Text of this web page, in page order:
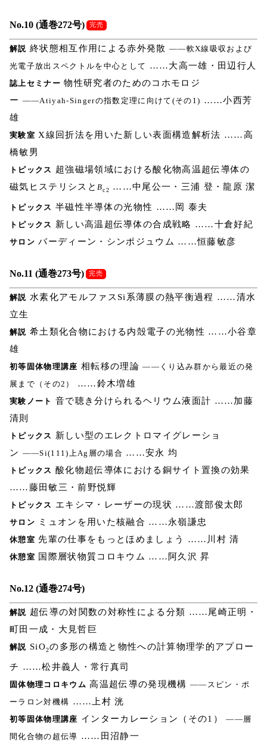
No.10 (通巻272号) 完売
解説 終状態相互作用による赤外発散 ――軟X線吸収および
光電子放出スペクトルを中心として ……大高一雄・田辺行人
誌上セミナー 物性研究者のためのコホモロジ
ー ――Atiyah-Singerの指数定理に向けて(その1) ……小西芳
雄
実験室 X線回折法を用いた新しい表面構造解析法 ……高
橋敏男
トピックス 超強磁場領域における酸化物高温超伝導体の
磁気ヒステリシスと Bc2 ……中尾公一・三浦 登・龍原 潔
トピックス 半磁性半導体の光物性 ……岡 泰夫
トピックス 新しい高温超伝導体の合成戦略 ……十倉好紀
サロン バーディーン・シンポジュウム ……恒藤敏彦
No.11 (通巻273号) 完売
解説 水素化アモルファスSi系薄膜の熱平衡過程 ……清水
立生
解説 希土類化合物における内殻電子の光物性 ……小谷章
雄
初等固体物理講座 相転移の理論――くり込み群から最近の発
展まで（その2）
……鈴木増雄
実験ノート 音で聴き分けられるヘリウム液面計 ……加藤
清則
トピックス 新しい型のエレクトロマイグレーショ
ン ――Si(111)上Ag層の場合 ……安永 均
トピックス 酸化物超伝導体における銅サイト置換の効果
……藤田敏三・前野悦輝
トピックス エキシマ・レーザーの現状 ……渡部俊太郎
サロン ミュオンを用いた核融合 ……永嶺謙忠
休憩室 先輩の仕事をもっとほめましょう ……川村 清
休憩室 国際層状物質コロキウム ……阿久沢 昇
No.12 (通巻274号)
解説 超伝導の対関数の対称性による分類 ……尾崎正明・
町田一成・大見哲巨
解説 SiO2の多形の構造と物性への計算物理学的アプロー
チ ……松井義人・常行真司
固体物理コロキウム 高温超伝導の発現機構 ――スピン・ポ
ーラロン対機構 ……上村 洸
初等固体物理講座 インターカレーション（その1）――層
間化合物の超伝導 ……田沼静一